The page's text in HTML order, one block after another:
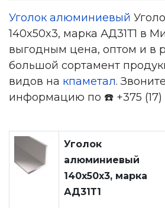
Уголок алюминиевый
140x50x3, марка АД31Т1 в
выгодным цена, оптом и в
большой сортамент
видов на кпаметал.
информацию по ☎️ +375 (17)
Уголок
алюминиевый
140x50x3, марка
АД31Т1